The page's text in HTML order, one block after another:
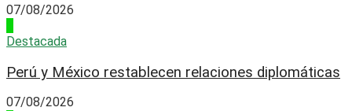
07/08/2026
Destacada
Perú y México restablecen relaciones diplomáticas
07/08/2026